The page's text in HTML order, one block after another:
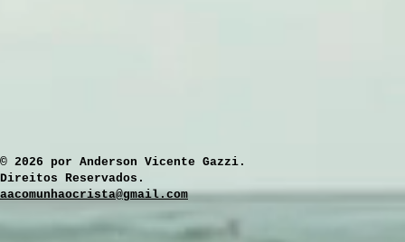
​© 2026 por Anderson Vicente Gazzi.
Direitos Reservados.
aacomunhaocrista@gmail.com